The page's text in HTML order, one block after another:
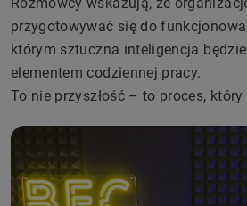
przygotowywać się do
którym sztuczna inteligencja
elementem codziennej pracy.
To nie przyszłość – to proces,